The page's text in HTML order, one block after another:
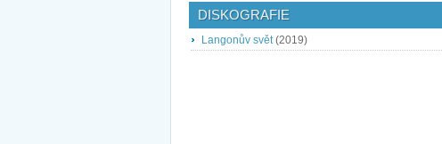
DISKOGRAFIE
Langonův svět(2019)